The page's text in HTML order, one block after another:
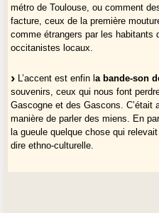
métro de Toulouse, ou comment
facture, ceux de la première
comme étrangers par les habitants
occitanistes locaux.
L’accent est enfin la bande-son
souvenirs, ceux qui nous font
Gascogne et des Gascons. C’était
manière de parler des miens. En
la gueule quelque chose qui
dire ethno-culturelle.